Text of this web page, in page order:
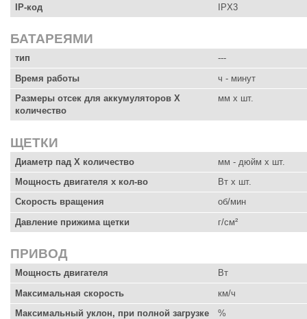
IP-код
IPX3
БАТАРЕЯМИ
тип
---
Время работы
ч - минут
Размеры отсек для аккумуляторов X
количество
мм x шт.
ЩЕТКИ
Диаметр пад X количество
мм - дюйм x шт.
Мощность двигателя х кол-во
Вт x шт.
Скорость вращения
об/мин
Давление прижима щетки
г/см²
ПРИВОД
Мощность двигателя
Вт
Максимальная скорость
км/ч
Максимальный уклон, при полной загрузке
%